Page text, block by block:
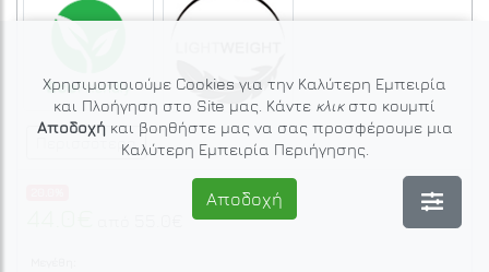
Περισσότερα
Χρησιμοποιούμε Cookies για την Καλύτερη Εμπειρία
και Πλοήγηση στο Site μας. Κάντε κλικ στο κουμπί
Αποδοχήκαι βοηθήστε μας να σας προσφέρουμε μια
Καλύτερη Εμπειρία Περιήγησης.
Αποδοχή